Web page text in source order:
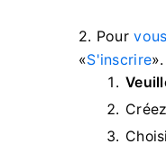
2. Pour
«S'inscrire».